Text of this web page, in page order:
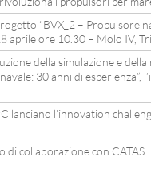
“BVX_2 – Propulsore
aprile ore 10.30 – Molo IV,
della simulazione e della
30 anni di esperienza”,
lanciano l’innovation
di collaborazione con CATAS